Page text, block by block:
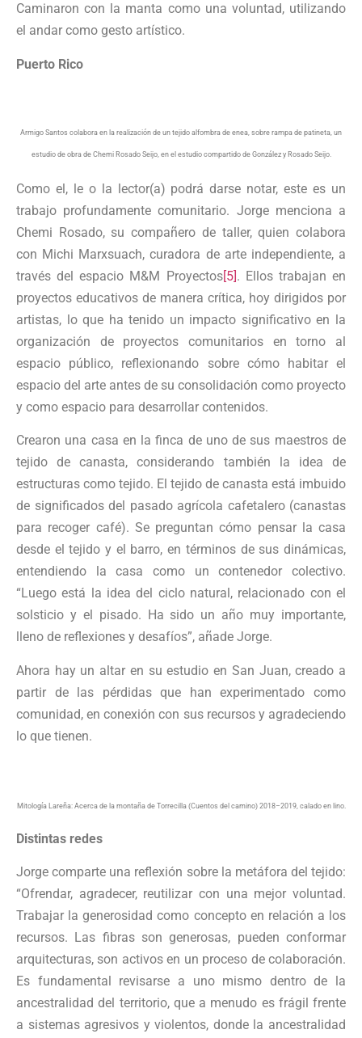
Caminaron con la manta como una voluntad, utilizando
el andar como gesto artístico.
Puerto Rico
Armigo Santos colabora en la realización de un tejido alfombra de enea, sobre rampa de patineta, un
estudio de obra de Chemi Rosado Seijo, en el estudio compartido de González y Rosado Seijo.
Como el, le o la lector(a) podrá darse notar, este es un
trabajo profundamente comunitario. Jorge menciona a
Chemi Rosado, su compañero de taller, quien colabora
con Michi Marxsuach, curadora de arte independiente, a
través del espacio M&M Proyectos[5]. Ellos trabajan en
proyectos educativos de manera crítica, hoy dirigidos por
artistas, lo que ha tenido un impacto significativo en la
organización de proyectos comunitarios en torno al
espacio público, reflexionando sobre cómo habitar el
espacio del arte antes de su consolidación como proyecto
y como espacio para desarrollar contenidos.
Crearon una casa en la finca de uno de sus maestros de
tejido de canasta, considerando también la idea de
estructuras como tejido. El tejido de canasta está imbuido
de significados del pasado agrícola cafetalero (canastas
para recoger café). Se preguntan cómo pensar la casa
desde el tejido y el barro, en términos de sus dinámicas,
entendiendo la casa como un contenedor colectivo.
“Luego está la idea del ciclo natural, relacionado con el
solsticio y el pisado. Ha sido un año muy importante,
lleno de reflexiones y desafíos”, añade Jorge.
Ahora hay un altar en su estudio en San Juan, creado a
partir de las pérdidas que han experimentado como
comunidad, en conexión con sus recursos y agradeciendo
lo que tienen.
Mitología Lareña: Acerca de la montaña de Torrecilla (Cuentos del camino) 2018–2019, calado en lino.
Distintas redes
Jorge comparte una reflexión sobre la metáfora del tejido:
“Ofrendar, agradecer, reutilizar con una mejor voluntad.
Trabajar la generosidad como concepto en relación a los
recursos. Las fibras son generosas, pueden conformar
arquitecturas, son activos en un proceso de colaboración.
Es fundamental revisarse a uno mismo dentro de la
ancestralidad del territorio, que a menudo es frágil frente
a sistemas agresivos y violentos, donde la ancestralidad